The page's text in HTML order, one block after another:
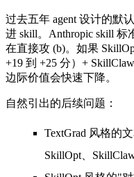
过去五年 agent 设计的默
进 skill。Anthropic skill 标
在直接攻 (b)。如果
+19 到 +25 分）+
边际价值会快速下降。
自然引出的后续问题：
TextGrad 风格的
SkillOpt、